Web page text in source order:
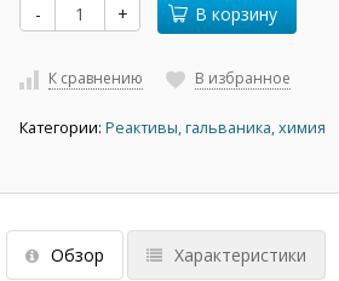
- + В корзину
К сравнению В избранное
Категории: Реактивы, гальваника, химия
Обзор Характеристики